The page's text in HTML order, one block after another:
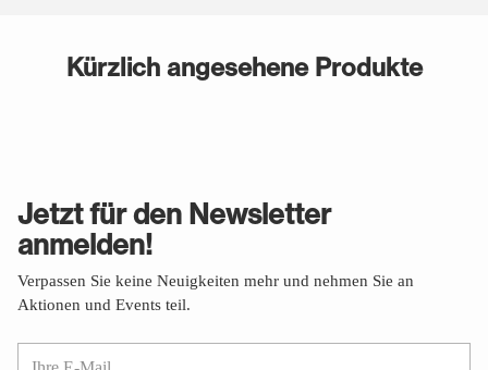
Kürzlich angesehene Produkte
Jetzt für den Newsletter
anmelden!
Verpassen Sie keine Neuigkeiten mehr und nehmen Sie an
Aktionen und Events teil.